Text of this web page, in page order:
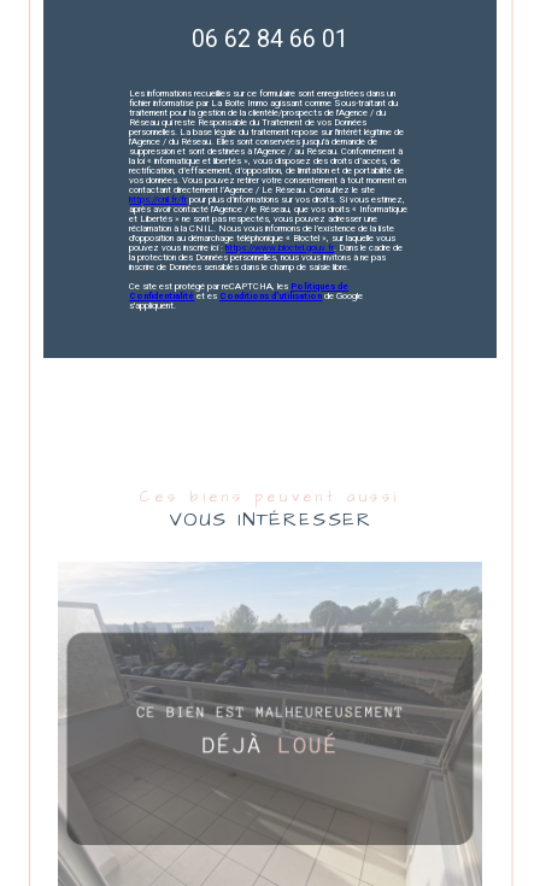
06 62 84 66 01
Les informations recueillies sur ce formulaire sont enregistrées dans un
fichier informatisé par La Boite Immo agissant comme Sous-traitant du
traitement pour la gestion de la clientèle/prospects de l'Agence / du
Réseau qui reste Responsable du Traitement de vos Données
personnelles. La base légale du traitement repose sur l'intérêt légitime de
l'Agence / du Réseau. Elles sont conservées jusqu'à demande de
suppression et sont destinées à l'Agence / au Réseau. Conformément à
la loi « informatique et libertés », vous disposez des droits d’accès, de
rectification, d’effacement, d’opposition, de limitation et de portabilité de
vos données. Vous pouvez retirer votre consentement à tout moment en
contactant directement l’Agence / Le Réseau. Consultez le site
https://cnil.fr/fr pour plus d’informations sur vos droits. Si vous estimez,
après avoir contacté l'Agence / le Réseau, que vos droits « Informatique
et Libertés » ne sont pas respectés, vous pouvez adresser une
réclamation à la CNIL. Nous vous informons de l’existence de la liste
d'opposition au démarchage téléphonique « Bloctel », sur laquelle vous
pouvez vous inscrire ici :https://www.bloctel.gouv.fr. Dans le cadre de
la protection des Données personnelles, nous vous invitons à ne pas
inscrire de Données sensibles dans le champ de saisie libre.
Ce site est protégé par reCAPTCHA, les Politiques de
Confidentialité et es Conditions d'utilisation de Google
s'appliquent.
Ces biens peuvent aussi
VOUS INTÉRESSER